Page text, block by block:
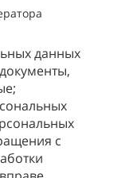
данных
с